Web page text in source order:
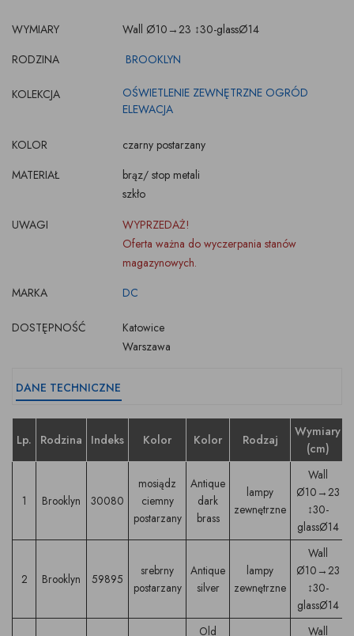
WYMIARY
Wall Ø10→23 ↕30-glassØ14
RODZINA
BROOKLYN
KOLEKCJA
OŚWIETLENIE ZEWNĘTRZNE OGRÓD
ELEWACJA
KOLOR
czarny postarzany
MATERIAŁ
brąz/ stop metali
szkło
UWAGI
WYPRZEDAŻ!
Oferta ważna do wyczerpania stanów
magazynowych.
MARKA
DC
DOSTĘPNOŚĆ
Katowice
Warszawa
DANE TECHNICZNE
Lp. Rodzina Indeks Kolor Kolor Rodzaj
Wymiary
(cm)
1 Brooklyn 30080
mosiądz
ciemny
postarzany
Antique
dark
brass
lampy
zewnętrzne
Wall
Ø10→23
↕30-
glassØ14
2 Brooklyn 59895
srebrny
postarzany
Antique
silver
lampy
zewnętrzne
Wall
Ø10→23
↕30-
glassØ14
Old
Wall